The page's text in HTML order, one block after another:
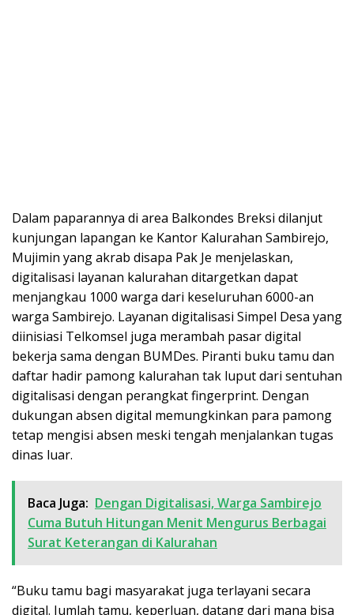
Dalam paparannya di area Balkondes Breksi dilanjut
kunjungan lapangan ke Kantor Kalurahan Sambirejo,
Mujimin yang akrab disapa Pak Je menjelaskan,
digitalisasi layanan kalurahan ditargetkan dapat
menjangkau 1000 warga dari keseluruhan 6000-an
warga Sambirejo. Layanan digitalisasi Simpel Desa yang
diinisiasi Telkomsel juga merambah pasar digital
bekerja sama dengan BUMDes. Piranti buku tamu dan
daftar hadir pamong kalurahan tak luput dari sentuhan
digitalisasi dengan perangkat fingerprint. Dengan
dukungan absen digital memungkinkan para pamong
tetap mengisi absen meski tengah menjalankan tugas
dinas luar.
Baca Juga: Dengan Digitalisasi, Warga Sambirejo
Cuma Butuh Hitungan Menit Mengurus Berbagai
Surat Keterangan di Kalurahan
“Buku tamu bagi masyarakat juga terlayani secara
digital. Jumlah tamu, keperluan, datang dari mana bisa